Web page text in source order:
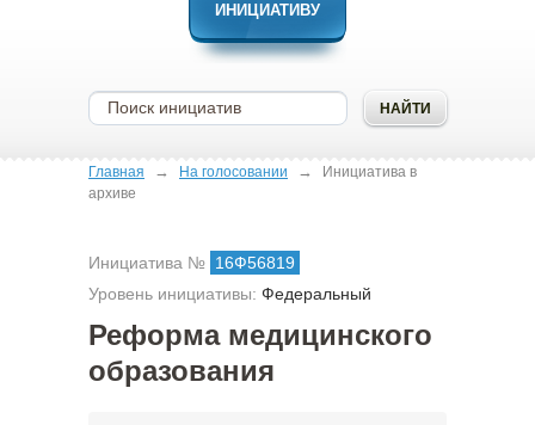
ИНИЦИАТИВУ
Главная → На голосовании →
Инициатива в
архиве
Инициатива № 16Ф56819
Уровень инициативы: Федеральный
Реформа медицинского
образования